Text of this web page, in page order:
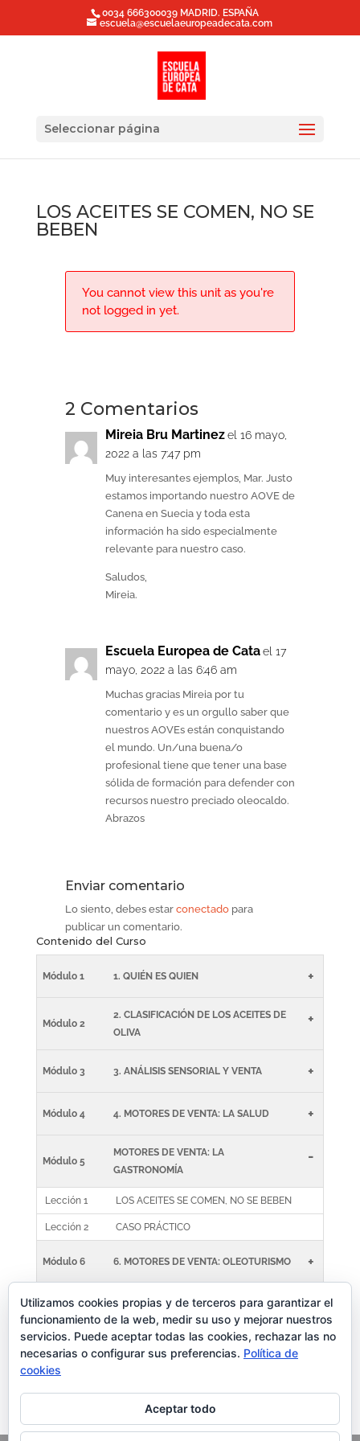
0034 666300039 MADRID. ESPAÑA
escuela@escuelaeuropeadecata.com
Seleccionar página
LOS ACEITES SE COMEN, NO SE
BEBEN
You cannot view this unit as you're
not logged in yet.
2 Comentarios
Mireia Bru Martinez el 16 mayo,
2022 a las 7:47 pm
Muy interesantes ejemplos, Mar. Justo
estamos importando nuestro AOVE de
Canena en Suecia y toda esta
información ha sido especialmente
relevante para nuestro caso.
Saludos,
Mireia.
Escuela Europea de Cata el 17
mayo, 2022 a las 6:46 am
Muchas gracias Mireia por tu
comentario y es un orgullo saber que
nuestros AOVEs están conquistando
el mundo. Un/una buena/o
profesional tiene que tener una base
sólida de formación para defender con
recursos nuestro preciado oleocaldo.
Abrazos
Enviar comentario
Lo siento, debes estar conectadopara
publicar un comentario.
Contenido del Curso
Módulo 1 1. QUIÉN ES QUIEN +
Módulo 2
2. CLASIFICACIÓN DE LOS ACEITES DE
OLIVA
+
Módulo 3 3. ANÁLISIS SENSORIAL Y VENTA +
Módulo 4 4. MOTORES DE VENTA: LA SALUD +
Módulo 5
MOTORES DE VENTA: LA
GASTRONOMÍA
-
Lección 1 LOS ACEITES SE COMEN, NO SE BEBEN
Lección 2 CASO PRÁCTICO
Módulo 6 6. MOTORES DE VENTA: OLEOTURISMO +
Módulo 7
7. MOTORES DE VENTA: CONCURSOS,
PREMIOS Y GUÍAS
+
Módulo 8
CIERRE DEL CURSO Y PRUEBA PARA
Utilizamos cookies propias y de terceros para garantizar el
funcionamiento de la web, medir su uso y mejorar nuestros
servicios. Puede aceptar todas las cookies, rechazar las no
necesarias o configurar sus preferencias. Política de
cookies
Aceptar todo